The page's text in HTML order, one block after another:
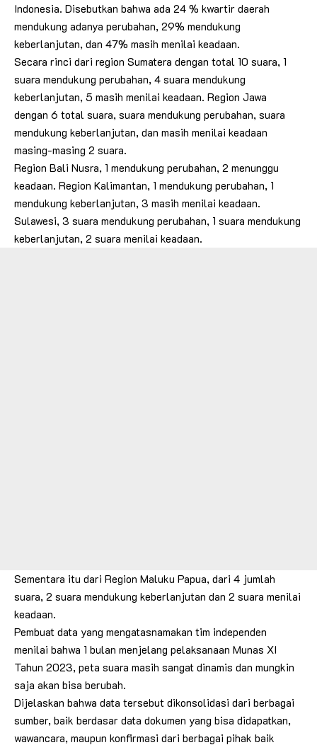
Indonesia. Disebutkan bahwa ada 24 % kwartir daerah
mendukung adanya perubahan, 29% mendukung
keberlanjutan, dan 47% masih menilai keadaan.
Secara rinci dari region Sumatera dengan total 10 suara, 1
suara mendukung perubahan, 4 suara mendukung
keberlanjutan, 5 masih menilai keadaan. Region Jawa
dengan 6 total suara, suara mendukung perubahan, suara
mendukung keberlanjutan, dan masih menilai keadaan
masing-masing 2 suara.
Region Bali Nusra, 1 mendukung perubahan, 2 menunggu
keadaan. Region Kalimantan, 1 mendukung perubahan, 1
mendukung keberlanjutan, 3 masih menilai keadaan.
Sulawesi, 3 suara mendukung perubahan, 1 suara mendukung
keberlanjutan, 2 suara menilai keadaan.
Sementara itu dari Region Maluku Papua, dari 4 jumlah
suara, 2 suara mendukung keberlanjutan dan 2 suara menilai
keadaan.
Pembuat data yang mengatasnamakan tim independen
menilai bahwa 1 bulan menjelang pelaksanaan Munas XI
Tahun 2023, peta suara masih sangat dinamis dan mungkin
saja akan bisa berubah.
Dijelaskan bahwa data tersebut dikonsolidasi dari berbagai
sumber, baik berdasar data dokumen yang bisa didapatkan,
wawancara, maupun konfirmasi dari berbagai pihak baik